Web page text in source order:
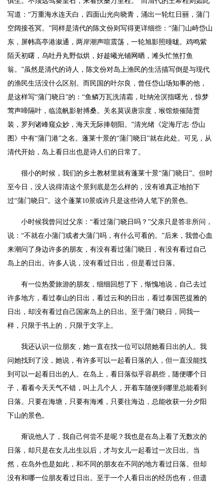
写道：“万重海水连天白，四面山光向晓青，涌出一轮红日丽，蒲门
空阔接苍冥。”同样是清代的陈文份则写得更详细些：“蒲门山峙岱山
东，屏帏高亭港溆通，两岸潮声喧震荡，一轮旭影照曈昽。鸡鸣紫
陌天初曙，乌吐丹丸野似烘，好趁曦光铺网晒，滩头忙煞打鱼
翁。”虽然是清代的诗人，陈文份对岛上渔民的生活描写倒是与现代
的渔民生活没什么区别。而民国的叶尔良，曾任岱山场知事的他，
是这样写“蒲门晓日”的：“鱼鳞万瓦洗清霜，吐纳沧溟指曙光，惊梦
莺声啼隔叶，临流帆影射搏桑。关名莫误唐宗度，堠馆烦催陆贾
装，罗列诸峰窥众妙，海天无际捧朝阳。”清光绪《定海厅志·岱山
图》中有“蒲门港”之名。蓬莱十景的“蒲门晓日”就在此处。可见，从
清代开始，岛上看日出也是诗人们的日常了。
很小的时候，我们的乡土教材里就有蓬莱十景“蒲门晓日”。但时
至今日，没人说得清这个景到底是怎么样的，没有谁真正地拍下
过“蒲门晓日”。这个蓬莱10景或许只是这些诗人笔下的景色。
小时候我曾问过父亲：“看过蒲门晓日吗？”父亲只是答非所问，
说：“不就在小蒲门或者大蒲门吗，有什么可看的。”后来，我曾心血
来潮问了身边许多的朋友，有没有看过蒲门晓日，有没有看过自己
岛上的日出。许多人说，没有看过日出，但是看过日落。
有一位热爱旅游的朋友，细细回想了下，惭愧地说，自己去过
许多地方，看过泰山的日出，看过云和的日出，看过泰国芭提雅的
日出，却没有看过自己国家岛上的日出。至于蒲门晓日，同我一
样，只限于书上的，只限于文字上。
我还认识一位朋友，她一直在找一位可以陪她看日出的人。我
问她找到了没，她说，有许多可以一起看日落的人，但一直没能找
到可以一起看日出的人。在岛上，看日落似乎容易些，随便哪个日
子，看看今天天气不错，叫上几个人，开着车随便到哪里总能看到
日落。只要在海塘，只要有海滩，只要往海边，总能收获一分夕阳
下山的景色。
甭说他人了，我自己何尝不是呢？我也是在岛上看了无数次的
日落，却只是在女儿出生以后，才与女儿一起看过一次日出。当
然，在岛外也是如此，和不同的朋友在不同的地方看过日落。但却
没有和哪一位朋友看过日出。至于一个人看日出的经历也有，但遗